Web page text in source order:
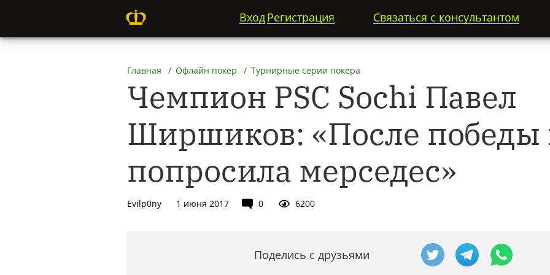
ВходРегистрация Связаться с консультантом
Главная Офлайн покер Турнирные серии покера
Чемпион PSC Sochi Павел
Ширшиков: «После
попросила мерседес»
Evilp0ny 1 июня 2017 0 6200
Поделись с друзьями